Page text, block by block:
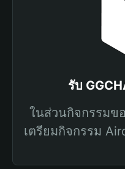
รับ
ในส่วนกิจกรรมข
เตรียมกิจกรรม